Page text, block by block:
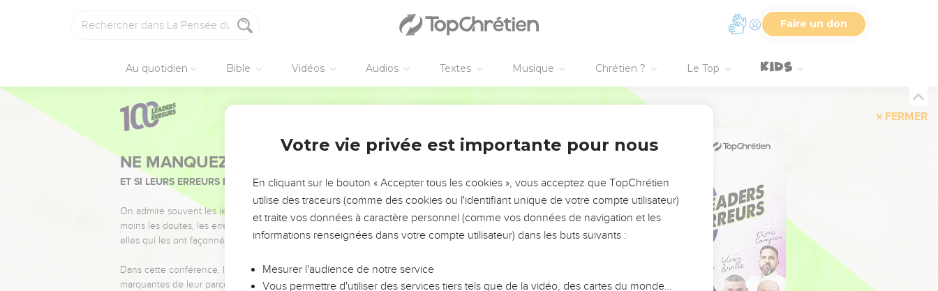
Faire un don
Au quotidien Bible Vidéos Audios Textes Musique Chrétien ? Le Top
FERMER
NE MANQUEZ PAS L’ÉVÉNEMENT DE L’ANNÉE !
ET SI LEURS ERREURS POUVAIENT VOUS ÉVITER LES VOTRES ?
On admire souvent les leaders pour leurs réussites, leur impact, leur foi ou leur vision. Mais on voit
moins les doutes, les erreurs et les saisons difficiles qu'ils ont traversés, alors même que ce sont
elles qui les ont façonnés.
Dans cette conférence, leaders, entrepreneurs, et responsables reviennent sur les erreurs
marquantes de leur parcours et les clés pour avancer avec plus de sagesse afin que leurs erreurs
Votre vie privée est importante pour nous
En cliquant sur le bouton « Accepter tous les cookies », vous acceptez que TopChrétien
utilise des traceurs (comme des cookies ou l'identifiant unique de votre compte utilisateur)
et traite vos données à caractère personnel (comme vos données de navigation et les
informations renseignées dans votre compte utilisateur) dans les buts suivants :
Mesurer l'audience de notre service
Vous permettre d'utiliser des services tiers tels que de la vidéo, des cartes du monde…